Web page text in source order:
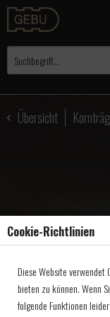
Übersicht
Höhe u.
Artikel-Nr.:4910431
Cookie-Richtlinien
Diese Website
bieten zu können. Wenn
folgende Funktionen